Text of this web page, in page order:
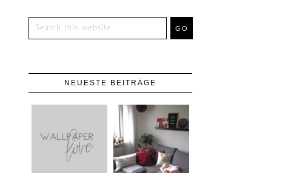
NEUESTE BEITRÄGE